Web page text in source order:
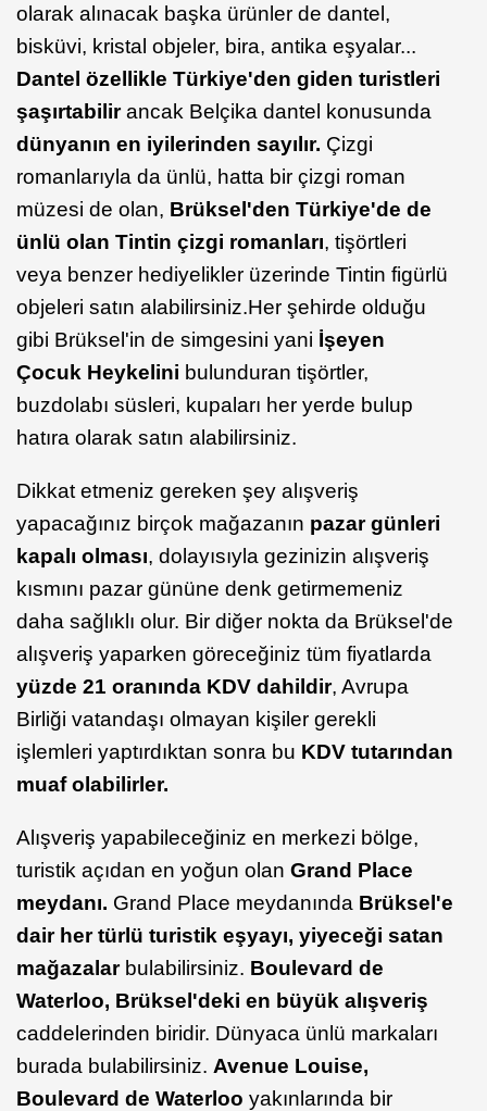
olarak alınacak başka ürünler de dantel,
bisküvi, kristal objeler, bira, antika eşyalar...
Dantel özellikle Türkiye'den giden turistleri
şaşırtabilirancak Belçika dantel konusunda
dünyanın en iyilerinden sayılır. Çizgi
romanlarıyla da ünlü, hatta bir çizgi roman
müzesi de olan, Brüksel'den Türkiye'de de
ünlü olan Tintin çizgi romanları, tişörtleri
veya benzer hediyelikler üzerinde Tintin figürlü
objeleri satın alabilirsiniz.Her şehirde olduğu
gibi Brüksel'in de simgesini yani İşeyen
Çocuk Heykelini bulunduran tişörtler,
buzdolabı süsleri, kupaları her yerde bulup
hatıra olarak satın alabilirsiniz.
Dikkat etmeniz gereken şey alışveriş
yapacağınız birçok mağazanın pazar günleri
kapalı olması, dolayısıyla gezinizin alışveriş
kısmını pazar gününe denk getirmemeniz
daha sağlıklı olur. Bir diğer nokta da Brüksel'de
alışveriş yaparken göreceğiniz tüm fiyatlarda
yüzde 21 oranında KDV dahildir, Avrupa
Birliği vatandaşı olmayan kişiler gerekli
işlemleri yaptırdıktan sonra bu KDV tutarından
muaf olabilirler.
Alışveriş yapabileceğiniz en merkezi bölge,
turistik açıdan en yoğun olan Grand Place
meydanı. Grand Place meydanında Brüksel'e
dair her türlü turistik eşyayı, yiyeceği satan
mağazalar bulabilirsiniz. Boulevard de
Waterloo, Brüksel'deki en büyük alışveriş
caddelerinden biridir. Dünyaca ünlü markaları
burada bulabilirsiniz. Avenue Louise,
Boulevard de Waterloo yakınlarında bir